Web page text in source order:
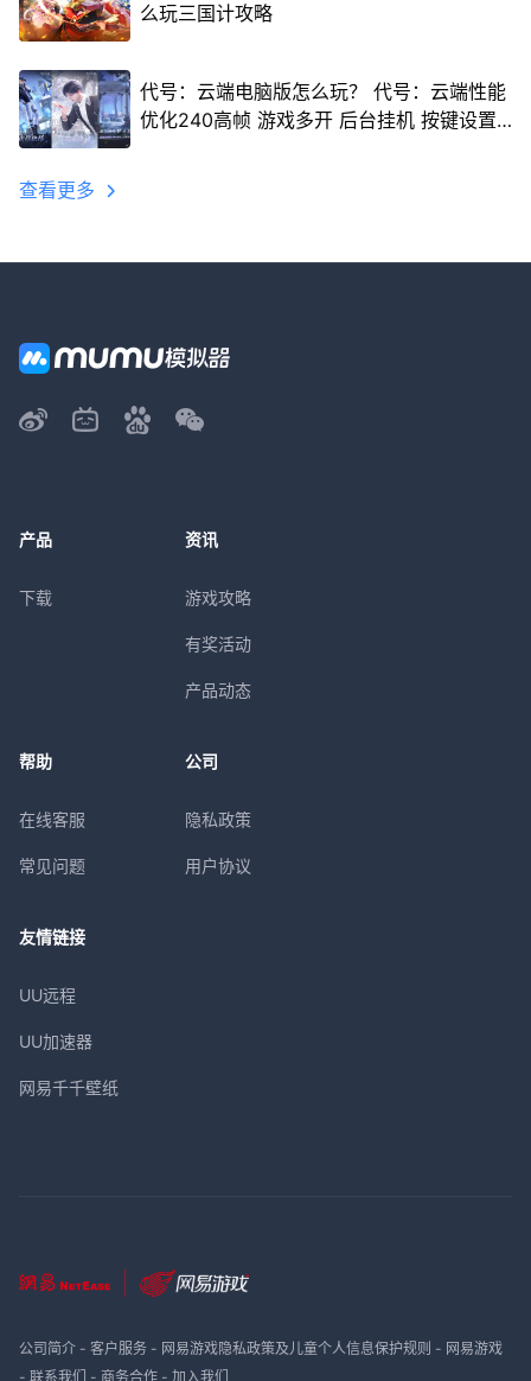
么玩三国计攻略
代号：云端电脑版怎么玩？ 代号：云端性能
优化240高帧 游戏多开 后台挂机 按键设置
查看更多
产品
下载
资讯
游戏攻略
有奖活动
产品动态
帮助
在线客服
常见问题
公司
隐私政策
用户协议
友情链接
UU远程
UU加速器
网易千千壁纸
公司简介- 客户服务- 网易游戏隐私政策及儿童个人信息保护规则 - 网易游戏
- 联系我们 - 商务合作- 加入我们